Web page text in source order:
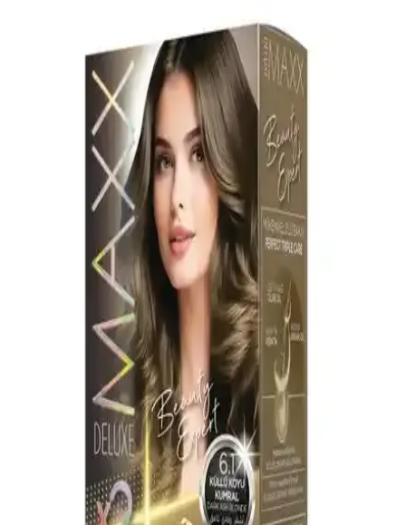
Palette Deluxe Saç Boyası 7-3 Küllü Kumral: Yoğun
Renk, Uzun Süreli Parlaklık
Palette Deluxe 7-3 küllü kumral krem formüllü saç boyasıdır.
Yüksek pigment yoğunluğu, mikro yağlar ve amonyaklı yapı ile
soğuk-alt tonlarda dengeli, doğal görünüm sağlayan uzun süreli
parlaklık vaat eder.
Küllü Kumral Saç Boyası: Doğal ve Kalıcı Renk
Seçeneği Sunan Ürün Özellikleri
Küllü kumral saç boyası, doğal görünüm ve kalıcılık sağlayan
özellikleriyle öne çıkar. Beyazları %100 kapama, mor teknoloji ve
bakım içeriğiyle saçlara sağlık kazandırır.
Maxx Deluxe BEAUTY EXPERT 6.11 Yoğun Küllü
Kumral Saç Boyası ve Bakım Seti Özellikleri
Maxx Deluxe BEAUTY EXPERT 6.11, yoğun küllü kumral tonu
ve bakım özellikleriyle saçlara doğal parlaklık kazandırır, güçlendirir
ve korur, içeriğindeki doğal yağlar ile sağlıklı sonuçlar sağlar.
Lil'afix 7.11 Yoğun Küllü Kumral Krem Tüp Boya
ile Güvenli ve Doğal Saç Renkleri
Lil'afix 7.11, amonyaksız formülü ve yoğun küllü kumral tonu ile
doğal ve şık saç renkleri sağlar. Kolay uygulama ve güvenli
kullanım sunar, kalıcı ve doğal görünüm için ideal bir saç boyasıdır.